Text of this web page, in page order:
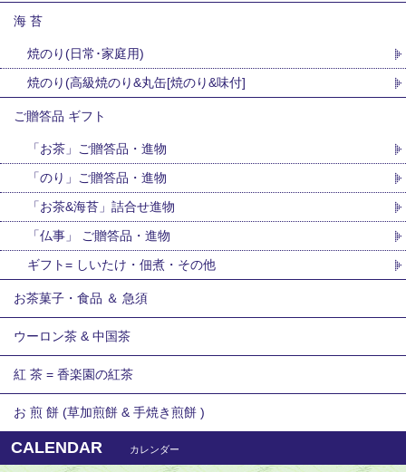
海 苔
焼のり(日常･家庭用)
焼のり(高級焼のり&丸缶[焼のり&味付]
ご贈答品 ギフト
「お茶」ご贈答品・進物
「のり」ご贈答品・進物
「お茶&海苔」詰合せ進物
「仏事」 ご贈答品・進物
ギフト= しいたけ・佃煮・その他
お茶菓子・食品 ＆ 急須
ウーロン茶 & 中国茶
紅 茶 = 香楽園の紅茶
お 煎 餅 (草加煎餅 & 手焼き煎餅 )
CALENDAR カレンダー